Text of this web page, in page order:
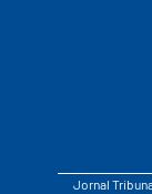
Jornal